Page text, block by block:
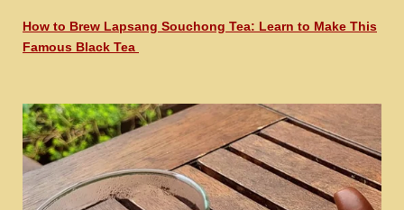
How to Brew Lapsang Souchong Tea: Learn to Make This
Famous Black Tea